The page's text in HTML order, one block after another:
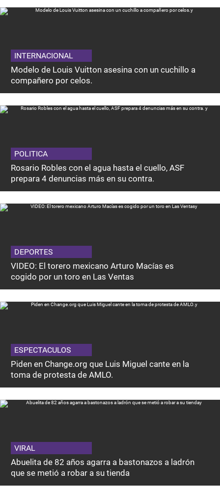
INTERNACIONAL
Modelo de Louis Vuitton asesina con un cuchillo a
compañero por celos.
POLITICA
Rosario Robles con el agua hasta el cuello, ASF
prepara 4 denuncias más en su contra.
DEPORTES
VIDEO: El torero mexicano Arturo Macías es
cogido por un toro en Las Ventas
ESPECTACULOS
Piden en Change.org que Luis Miguel cante en la
toma de protesta de AMLO.
VIRAL
Abuelita de 82 años agarra a bastonazos a ladrón
que se metió a robar a su tienda